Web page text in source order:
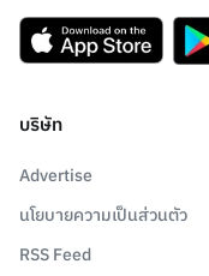
บริษัท
Advertise
นโยบายความเป็นส่วนตัว
RSS Feed